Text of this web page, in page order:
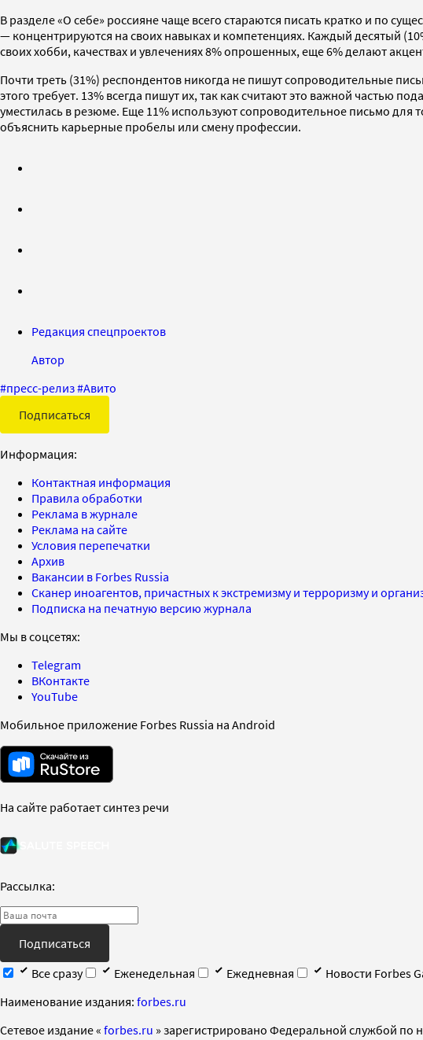
В разделе «О себе» россияне чаще всего стараются писать кратко и по
— концентрируются на своих навыках и компетенциях. Каждый десятый
своих хобби, качествах и увлечениях 8% опрошенных, еще 6% делают
Почти треть (31%) респондентов никогда не пишут сопроводительные
этого требует. 13% всегда пишут их, так как считают это важной частью
уместилась в резюме. Еще 11% используют сопроводительное письмо
объяснить карьерные пробелы или смену профессии.
Редакция спецпроектов
Автор
#пресс-релиз#Авито
Подписаться
Информация:
Контактная информация
Правила обработки
Реклама в журнале
Реклама на сайте
Условия перепечатки
Архив
Вакансии в Forbes Russia
Сканер иноагентов, причастных к экстремизму и терроризму и
Подписка на печатную версию журнала
Мы в соцсетях:
Telegram
ВКонтакте
YouTube
Мобильное приложение Forbes Russia на Android
На сайте работает синтез речи
Рассылка:
Подписаться
Все сразу
Еженедельная Ежедневная
Новости Forbes
Наименование издания: forbes.ru
Cетевое издание « forbes.ru » зарегистрировано Федеральной службой по